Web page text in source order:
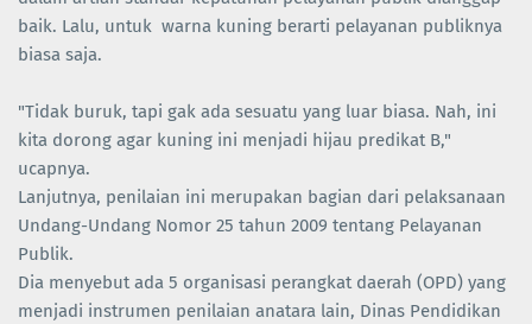
baik. Lalu, untuk warna kuning berarti pelayanan publiknya
biasa saja.
"Tidak buruk, tapi gak ada sesuatu yang luar biasa. Nah, ini
kita dorong agar kuning ini menjadi hijau predikat B,"
ucapnya.
Lanjutnya, penilaian ini merupakan bagian dari pelaksanaan
Undang-Undang Nomor 25 tahun 2009 tentang Pelayanan
Publik.
Dia menyebut ada 5 organisasi perangkat daerah (OPD) yang
menjadi instrumen penilaian anatara lain, Dinas Pendidikan